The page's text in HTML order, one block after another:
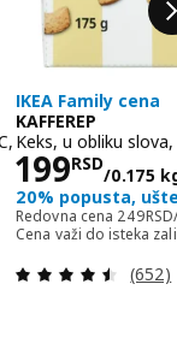
recenzija:
IKEA Family cena
KAFFEREP
Keks, u obliku
199RSD
/0.175
Cena
20% popusta,
Redovna cena 249RSD
Cena važi do isteka
(652)